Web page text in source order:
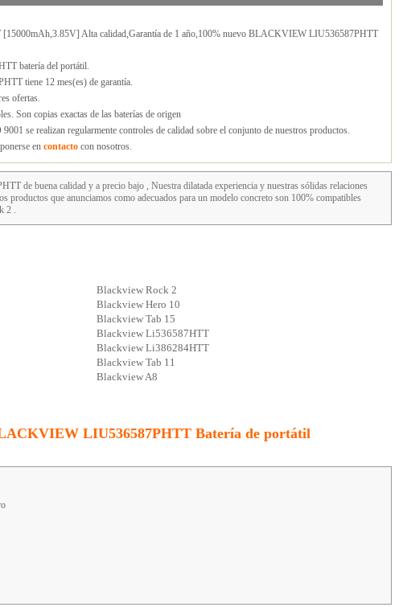
[15000mAh,3.85V] Alta calidad,Garantía de 1 año,100% nuevo BLACKVIEW LIU536587PHTT
batería del portátil.
tiene 12 mes(es) de garantía.
ofertas.
Son copias exactas de las baterías de origen
se realizan regularmente controles de calidad sobre el conjunto de nuestros productos.
en contactocon nosotros.
de buena calidad y a precio bajo , Nuestra dilatada experiencia y nuestras sólidas relaciones
productos que anunciamos como adecuados para un modelo concreto son 100% compatibles
2 .
Blackview Rock 2
Blackview Hero 10
Blackview Tab 15
Blackview Li536587HTT
Blackview Li386284HTT
Blackview Tab 11
Blackview A8
LIU536587PHTT Batería de portátil